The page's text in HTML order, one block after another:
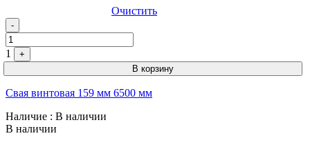
Очистить
-
1
+
В корзину
Свая винтовая 159 мм 6500 мм
Наличие : В наличии
В наличии